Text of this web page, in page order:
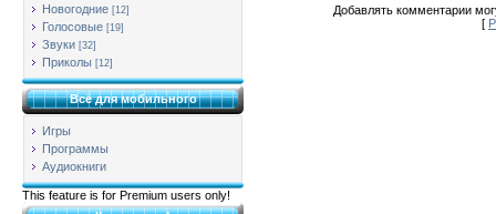
Новогодние [12]
Голосовые [19]
Звуки [32]
Приколы [12]
Всё для мобильного
Игры
Программы
Аудиокниги
This feature is for Premium users only!
Добавлять комментарии
[